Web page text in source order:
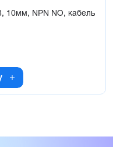
10мм, NPN NO, кабель